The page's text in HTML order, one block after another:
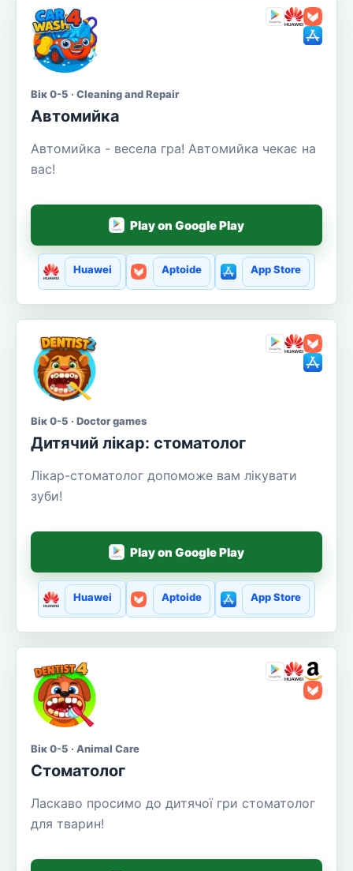
Вік 0-5 · Cleaning and Repair
Автомийка
Автомийка - весела гра! Автомийка чекає на
вас!
Play on Google Play
Huawei Aptoide App Store
Вік 0-5 · Doctor games
Дитячий лікар: стоматолог
Лікар-стоматолог допоможе вам лікувати
зуби!
Play on Google Play
Huawei Aptoide App Store
Вік 0-5 · Animal Care
Стоматолог
Ласкаво просимо до дитячої гри стоматолог
для тварин!